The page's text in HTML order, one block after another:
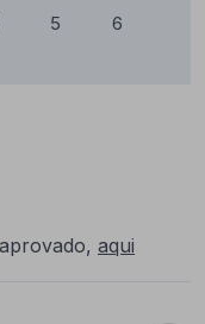
5 6
aqui